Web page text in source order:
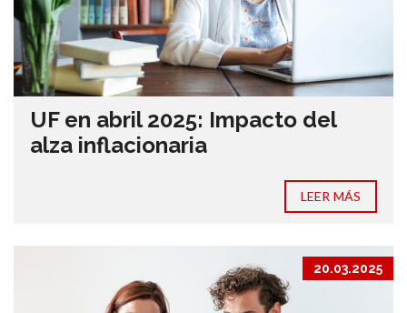
UF en abril 2025: Impacto del
alza inflacionaria
LEER MÁS
20.03.2025